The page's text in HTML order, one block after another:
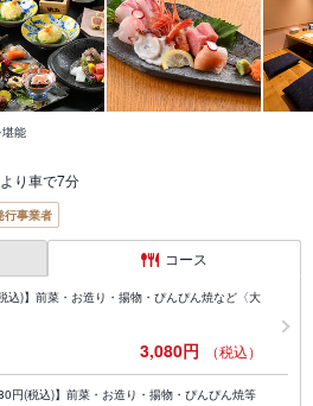
能
り車で7分
行事業者
コース
込)】前菜・お造り・揚物・ぴんぴん焼など〈大
3,080円 （税込）
円(税込)】前菜・お造り・揚物・ぴんぴん焼等